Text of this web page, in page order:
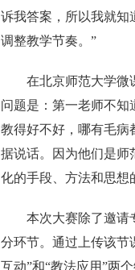
诉我答案，所以我就知
调整教学节奏。”
在北京师范大学微课
问题是：第一老师不知
教得好不好，哪有毛病
据说话。因为他们是师
化的手段、方法和思想
本次大赛除了邀请专
分环节。通过上传该节
互动”和“教法应用”两